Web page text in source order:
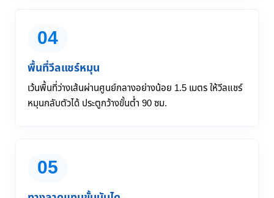
04
พื้นที่วีลแชร์หมุน
เว้นพื้นที่ว่างเส้นผ่านศูนย์กลางอย่างน้อย 1.5 เมตร ให้วีลแชร์
หมุนกลับตัวได้ ประตูกว้างขั้นต่ำ 90 ซม.
05